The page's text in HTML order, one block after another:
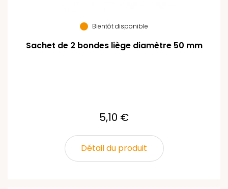
Bientôt disponible
Sachet de 2 bondes liège diamètre 50 mm
5,10 €
Détail du produit